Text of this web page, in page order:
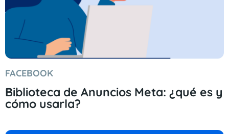
FACEBOOK
Biblioteca de Anuncios Meta: ¿qué es y
cómo usarla?